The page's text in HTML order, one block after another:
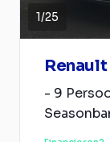
1/25
- 9